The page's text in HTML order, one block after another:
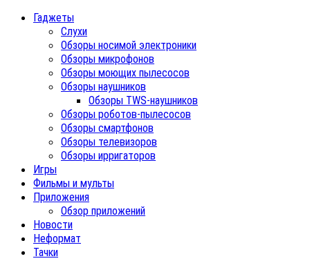
Гаджеты
Слухи
Обзоры носимой электроники
Обзоры микрофонов
Обзоры моющих пылесосов
Обзоры наушников
Обзоры TWS-наушников
Обзоры роботов-пылесосов
Обзоры смартфонов
Обзоры телевизоров
Обзоры ирригаторов
Игры
Фильмы и мульты
Приложения
Обзор приложений
Новости
Неформат
Тачки